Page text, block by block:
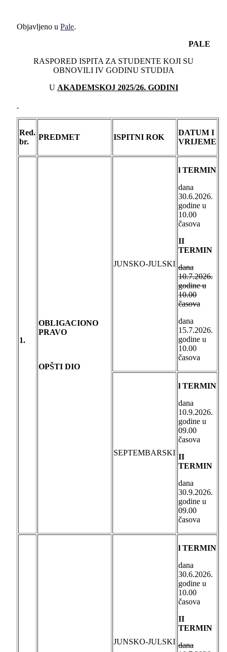
Objavljeno u Pale.
PALE
RASPORED ISPITA ZA STUDENTE KOJI SU
OBNOVILI IV GODINU STUDIJA
U AKADEMSKOJ 2025/26. GODINI
Red.
br.
PREDMET ISPITNI ROK
DATUM I
VRIJEME
1.
OBLIGACIONO
PRAVO
OPŠTI DIO
JUNSKO-JULSKI
l TERMIN
dana
30.6.2026.
godine u
10.00
časova
II
TERMIN
dana
10.7.2026.
godine u
10.00
časova
dana
15.7.2026.
godine u
10.00
časova
SEPTEMBARSKI
l TERMIN
dana
10.9.2026.
godine u
09.00
časova
II
TERMIN
dana
30.9.2026.
godine u
09.00
časova
JUNSKO-JULSKI
l TERMIN
dana
30.6.2026.
godine u
10.00
časova
II
TERMIN
dana